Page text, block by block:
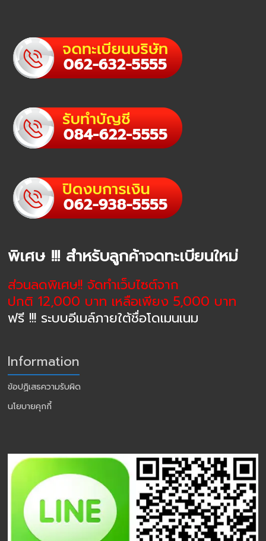
พิเศษ !!! สำหรับลูกค้าจดทะเบียนใหม่
ส่วนลดพิเศษ!! จัดทำเว็บไซต์จาก
ปกติ 12,000 บาท เหลือเพียง 5,000 บาท
ฟรี !!! ระบบอีเมล์ภายใต้ชื่อโดเมนเนม
Information
ข้อปฏิเสธความรับผิด
นโยบายคุกกี้